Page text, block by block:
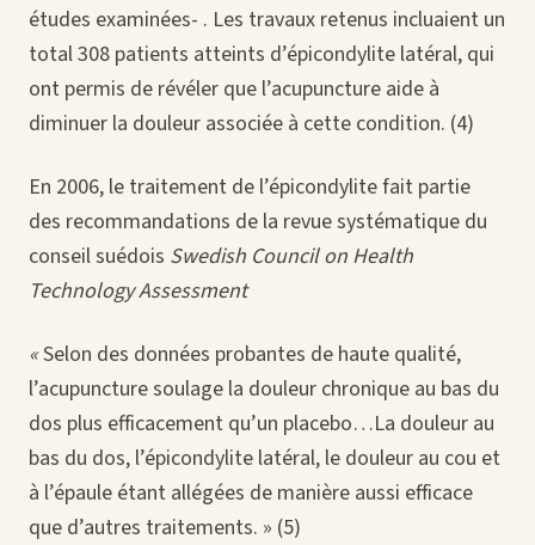
études examinées- . Les travaux retenus incluaient un
total 308 patients atteints d’épicondylite latéral, qui
ont permis de révéler que l’acupuncture aide à
diminuer la douleur associée à cette condition. (4)
En 2006, le traitement de l’épicondylite fait partie
des recommandations de la revue systématique du
conseil suédois Swedish Council on Health
Technology Assessment
«Selon des données probantes de haute qualité,
l’acupuncture soulage la douleur chronique au bas du
dos plus efficacement qu’un placebo…La douleur au
bas du dos, l’épicondylite latéral, le douleur au cou et
à l’épaule étant allégées de manière aussi efficace
que d’autres traitements. » (5)